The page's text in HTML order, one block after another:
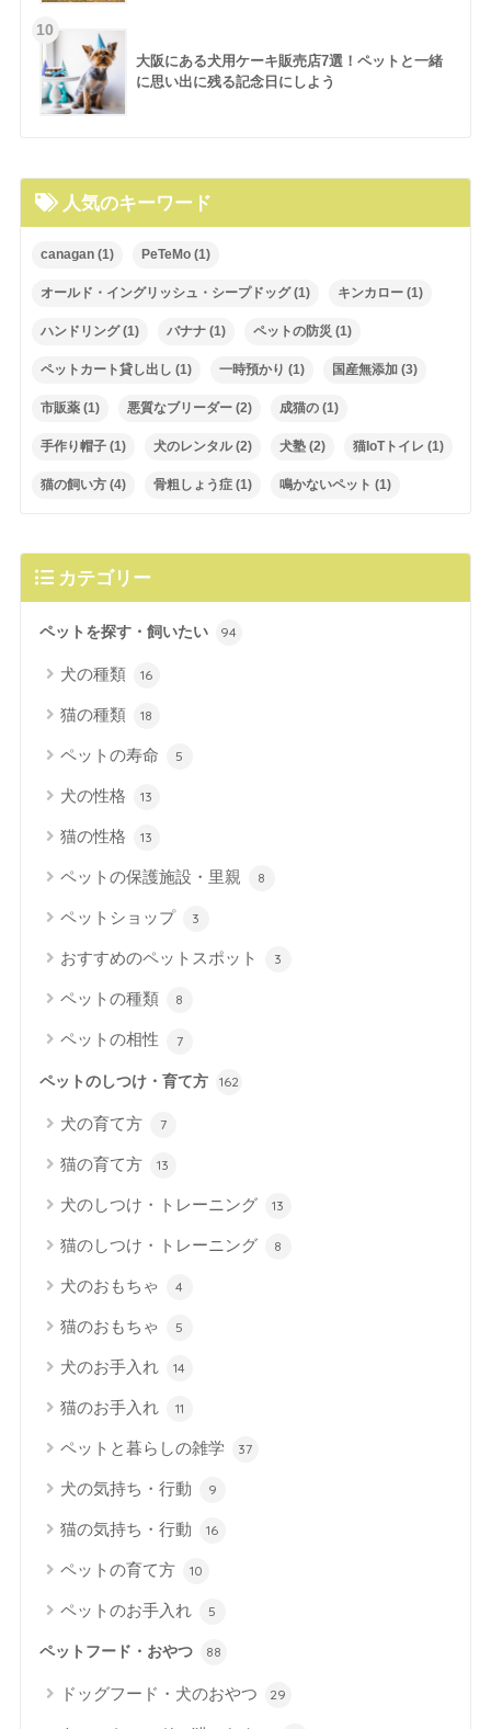
大阪にある犬用ケーキ販売店7選！ペットと一緒
に思い出に残る記念日にしよう
人気のキーワード
canagan(1) PeTeMo(1)
オールド・イングリッシュ・シープドッグ(1) キンカロー(1)
ハンドリング(1) バナナ(1) ペットの防災 (1)
ペットカート貸し出し (1) 一時預かり (1) 国産無添加(3)
市販薬(1) 悪質なブリーダー(2) 成猫の(1)
手作り帽子(1) 犬のレンタル(2) 犬塾(2) 猫IoTトイレ (1)
猫の飼い方(4) 骨粗しょう症(1) 鳴かないペット (1)
カテゴリー
ペットを探す・飼いたい 94
犬の種類 16
猫の種類 18
ペットの寿命 5
犬の性格 13
猫の性格 13
ペットの保護施設・里親 8
ペットショップ 3
おすすめのペットスポット 3
ペットの種類 8
ペットの相性 7
ペットのしつけ・育て方 162
犬の育て方 7
猫の育て方 13
犬のしつけ・トレーニング 13
猫のしつけ・トレーニング 8
犬のおもちゃ 4
猫のおもちゃ 5
犬のお手入れ 14
猫のお手入れ 11
ペットと暮らしの雑学 37
犬の気持ち・行動 9
猫の気持ち・行動 16
ペットの育て方 10
ペットのお手入れ 5
ペットフード・おやつ 88
ドッグフード・犬のおやつ 29